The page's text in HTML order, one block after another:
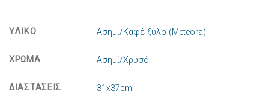
ΥΛΙΚΟ Ασήμι/Καφέ ξύλο (Meteora)
ΧΡΩΜΑ Ασημί/Χρυσό
ΔΙΑΣΤΑΣΕΙΣ 31x37cm